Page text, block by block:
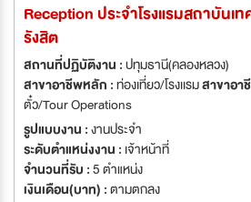
Reception ประจำโรงแรมสถาบันเท
รังสิต
สถานที่ปฏิบัติงาน :ปทุมธานี(คลองหลวง)
สาขาอาชีพหลัก :ท่องเที่ยว/โรงเเรมสาขาอา
ตั๋ว/Tour Operations
รูปแบบงาน :งานประจำ
ระดับตำแหน่งงาน : เจ้าหน้าที่
จำนวนที่รับ :5 ตำแหน่ง
เงินเดือน(บาท) :ตามตกลง